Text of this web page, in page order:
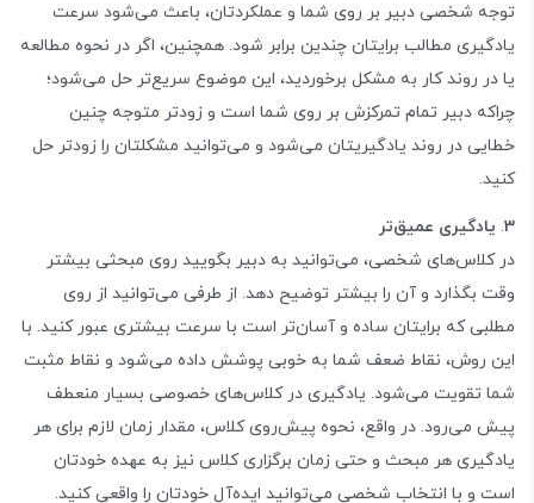
توجه شخصی دبیر بر روی شما و عملکردتان، باعث می‌شود سرعت
یادگیری مطالب برایتان چندین برابر شود. همچنین، اگر در نحوه مطالعه
یا در روند کار به مشکل برخوردید، این موضوع سریع‌تر حل می‌شود؛
چراکه دبیر تمام تمرکزش بر روی شما است و زودتر متوجه چنین
خطایی در روند یادگیریتان می‌شود و می‌توانید مشکلتان را زودتر حل
کنید.
3
. یادگیری عمیق‌تر
در کلاس‌های شخصی، می‎‌توانید به دبیر بگویید روی مبحثی بیشتر
وقت بگذارد و آن را بیشتر توضیح دهد. از طرفی می‌توانید از روی
مطلبی که برایتان ساده‌ و آسان‎‌تر است با سرعت بیشتری عبور کنید. با
این روش، نقاط ضعف شما به خوبی پوشش داده می‌شود و نقاط مثبت
شما تقویت می‌شود. یادگیری در کلاس‌های خصوصی بسیار منعطف
پیش‌ می‌رود. در واقع، نحوه پیش‌روی کلاس، مقدار زمان لازم برای هر
یادگیری هر مبحث و حتی زمان برگزاری کلاس نیز به عهده خودتان
است و با انتخاب شخصی می‌توانید ایده‌آل خودتان را واقعی کنید.